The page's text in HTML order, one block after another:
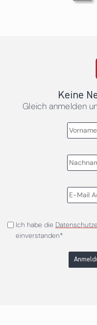
Keine
Gleich anmelden
Ich habe die
einverstanden*